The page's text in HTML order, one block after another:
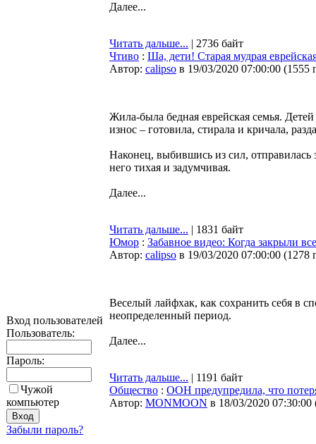
Вход пользователей
Пользователь:
Пароль:
Чужой
компьютер
Забыли пароль?
Далее...
Читать дальше... | 2736 байт
Чтиво : Ша, дети! Старая мудрая
Автор: calipso в 19/03/2020 07:00:00 (1555
Жила-была бедная еврейская семья.
износ – готовила, стирала и кричала,
Наконец, выбившись из сил, отправилась
него тихая и задумчивая.
Далее...
Читать дальше... | 1831 байт
Юмор : Забавное видео: Когда закрыли
Автор: calipso в 19/03/2020 07:00:00 (1278
Веселый лайфхак, как сохранить себя в
неопределенный период.
Далее...
Читать дальше... | 1191 байт
Общество : ООН предупредила, что
Автор: MONMOON в 18/03/2020 07:30:00